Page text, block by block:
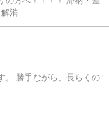
し押さえ・競売 悩み・不安を 解消...